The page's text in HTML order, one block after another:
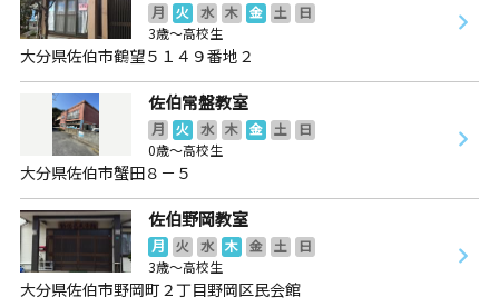
月 火 水 木 金 土
日
3歳～高校生
大分県佐伯市鶴望５１４９番地２
佐伯常盤教室
月 火 水 木 金 土
日
0歳～高校生
大分県佐伯市蟹田８－５
佐伯野岡教室
月 火 水 木 金 土
日
3歳～高校生
大分県佐伯市野岡町２丁目野岡区民会館